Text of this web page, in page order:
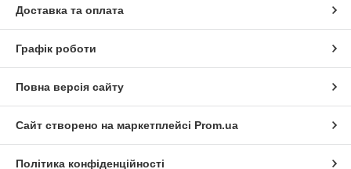
Доставка та оплата
Графік роботи
Повна версія сайту
Сайт створено на маркетплейсі Prom.ua
Політика конфіденційності